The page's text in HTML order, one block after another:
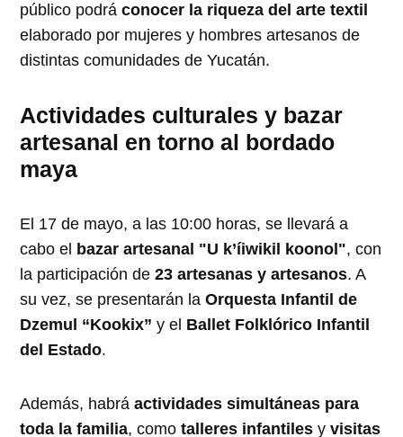
público podráconocer la riqueza del arte textil
elaborado por mujeres y hombres artesanos de
distintas comunidades de Yucatán.
Actividades culturales y bazar
artesanal en torno al bordado
maya
El 17 de mayo, a las 10:00 horas, se llevará a
cabo el bazar artesanal "U k’íiwikil koonol", con
la participación de23 artesanas y artesanos. A
su vez, se presentarán laOrquesta Infantil de
Dzemul “Kookix” y el Ballet Folklórico Infantil
del Estado.
Además, habráactividades simultáneas para
toda la familia, comotalleres infantiles yvisitas